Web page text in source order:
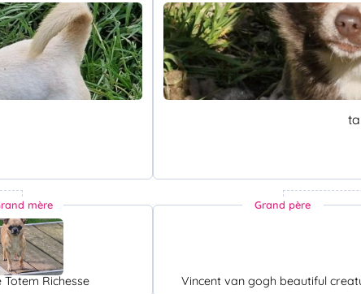
mère
Totem Richesse
Grand père
Vincent van gogh beautiful